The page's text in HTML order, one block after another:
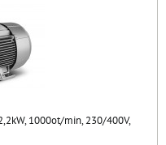
1000ot/min, 230/400V,